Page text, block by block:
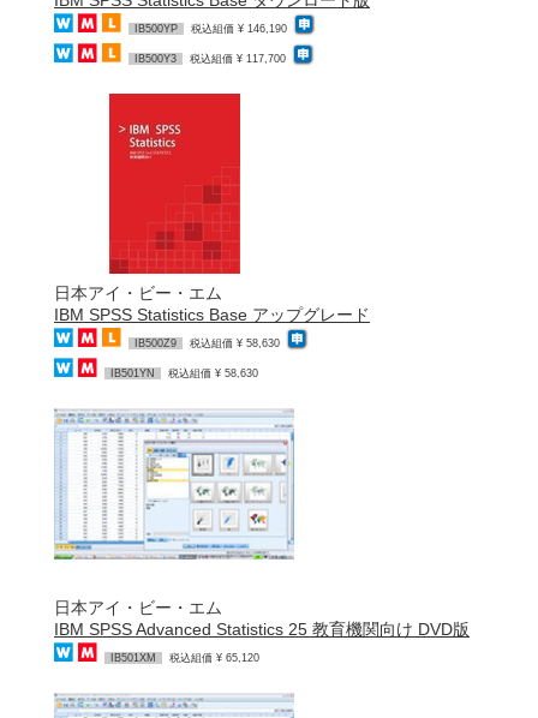
IB500YP 税込組価 ¥ 146,190
IB500Y3 税込組価 ¥ 117,700
日本アイ・ビー・エム
IBM SPSS Statistics Base アップグレード
IB500Z9 税込組価 ¥ 58,630
IB501YN 税込組価 ¥ 58,630
日本アイ・ビー・エム
IBM SPSS Advanced Statistics 25 教育機関向け DVD版
IB501XM 税込組価 ¥ 65,120